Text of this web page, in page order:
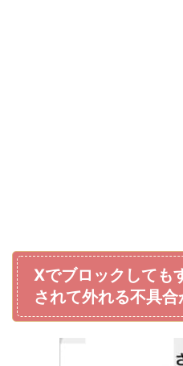
Xでブロックしても
されて外れる不具合